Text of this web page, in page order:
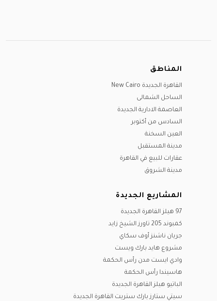
المناطق
القاهرة الجديدة New Cairo
الساحل الشمالى
العاصمة الادارية الجديدة
السادس من أكتوبر
العين السخنة
مدينة المستقبل
عقارات للبيع في القاهرة
مدينة الشروق
المشاريع الجديدة
97 هيلز القاهرة الجديدة
كمبوند 205 تاورز الشيخ زايد
جريان ناشنز أوف سكاي
مشروع هايد بارك ويست
وادي ايست مدن رأس الحكمة
هاسيندا رأس الحكمة
الباتيو هيلز القاهرة الجديدة
سيتي ستارز بارك ستريت القاهرة الجديدة